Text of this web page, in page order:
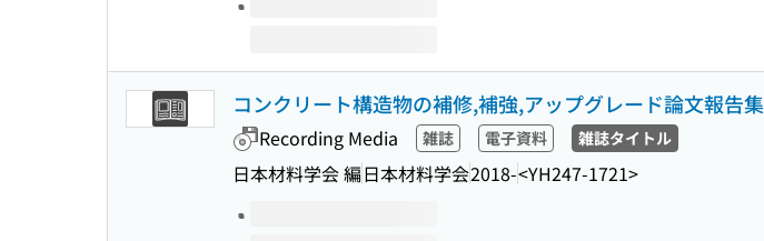
コンクリート構造物の補修,補強,アップグレード論文報告集
Recording Media 雑誌 電子資料 雑誌タイトル
日本材料学会 編日本材料学会2018-<YH247-1721>
Volumes of this title